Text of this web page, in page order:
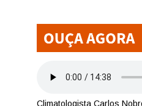
Climatologista Carlos